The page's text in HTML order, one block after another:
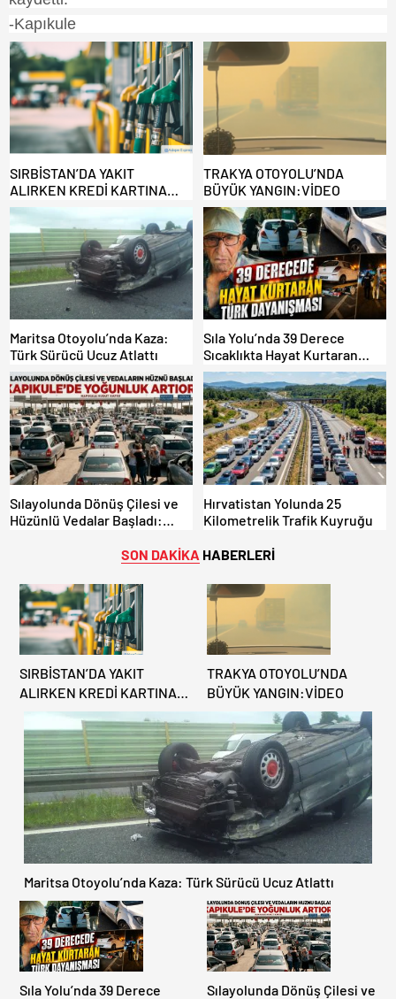
-Kapıkule
SIRBİSTAN’DA YAKIT
ALIRKEN KREDİ KARTINA
DİKKAT: MAĞDUR OLMAYIN!
TRAKYA OTOYOLU’NDA
BÜYÜK YANGIN:VİDEO
Maritsa Otoyolu’nda Kaza:
Türk Sürücü Ucuz Atlattı
Sıla Yolu’nda 39 Derece
Sıcaklıkta Hayat Kurtaran
Türk Dayanışması!
Sılayolunda Dönüş Çilesi ve
Hüzünlü Vedalar Başladı:
Hırvatistan Yolunda 25
Kilometrelik Trafik Kuyruğu
SON DAKİKA HABERLERİ
SIRBİSTAN’DA YAKIT
ALIRKEN KREDİ KARTINA
DİKKAT: MAĞDUR
OLMAYIN!
TRAKYA OTOYOLU’NDA
BÜYÜK YANGIN:VİDEO
Maritsa Otoyolu’nda Kaza: Türk Sürücü Ucuz Atlattı
Sıla Yolu’nda 39 Derece
Sılayolunda Dönüş Çilesi ve